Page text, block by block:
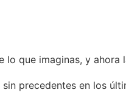
lo que imaginas, y
precedentes en los